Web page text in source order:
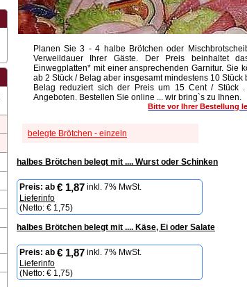
Planen Sie 3 - 4 halbe Brötchen oder
Verweildauer Ihrer Gäste. Der Preis beinhaltet
Einwegplatten* mit einer ansprechenden Garnitur. Sie
ab 2 Stück / Belag aber insgesamt mindestens 10
Belag reduziert sich der Preis um 15 Cent / Stück
Angeboten. Bestellen Sie online ... wir bring`s zu Ihnen.
Bitte vor Ihrer Bestellung
belegte Brötchen - einzeln
halbes Brötchen belegt mit .... Wurst oder Schinken
Preis: ab € 1,87 inkl. 7% MwSt.
Lieferinfo
(Netto: € 1,75)
halbes Brötchen belegt mit .... Käse, Ei oder Salate
Preis: ab € 1,87 inkl. 7% MwSt.
Lieferinfo
(Netto: € 1,75)